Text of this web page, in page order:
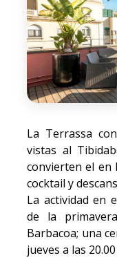
La Terrassa
vistas al
convierten el en
cocktail y
La actividad en
de la
Barbacoa; una
jueves a las